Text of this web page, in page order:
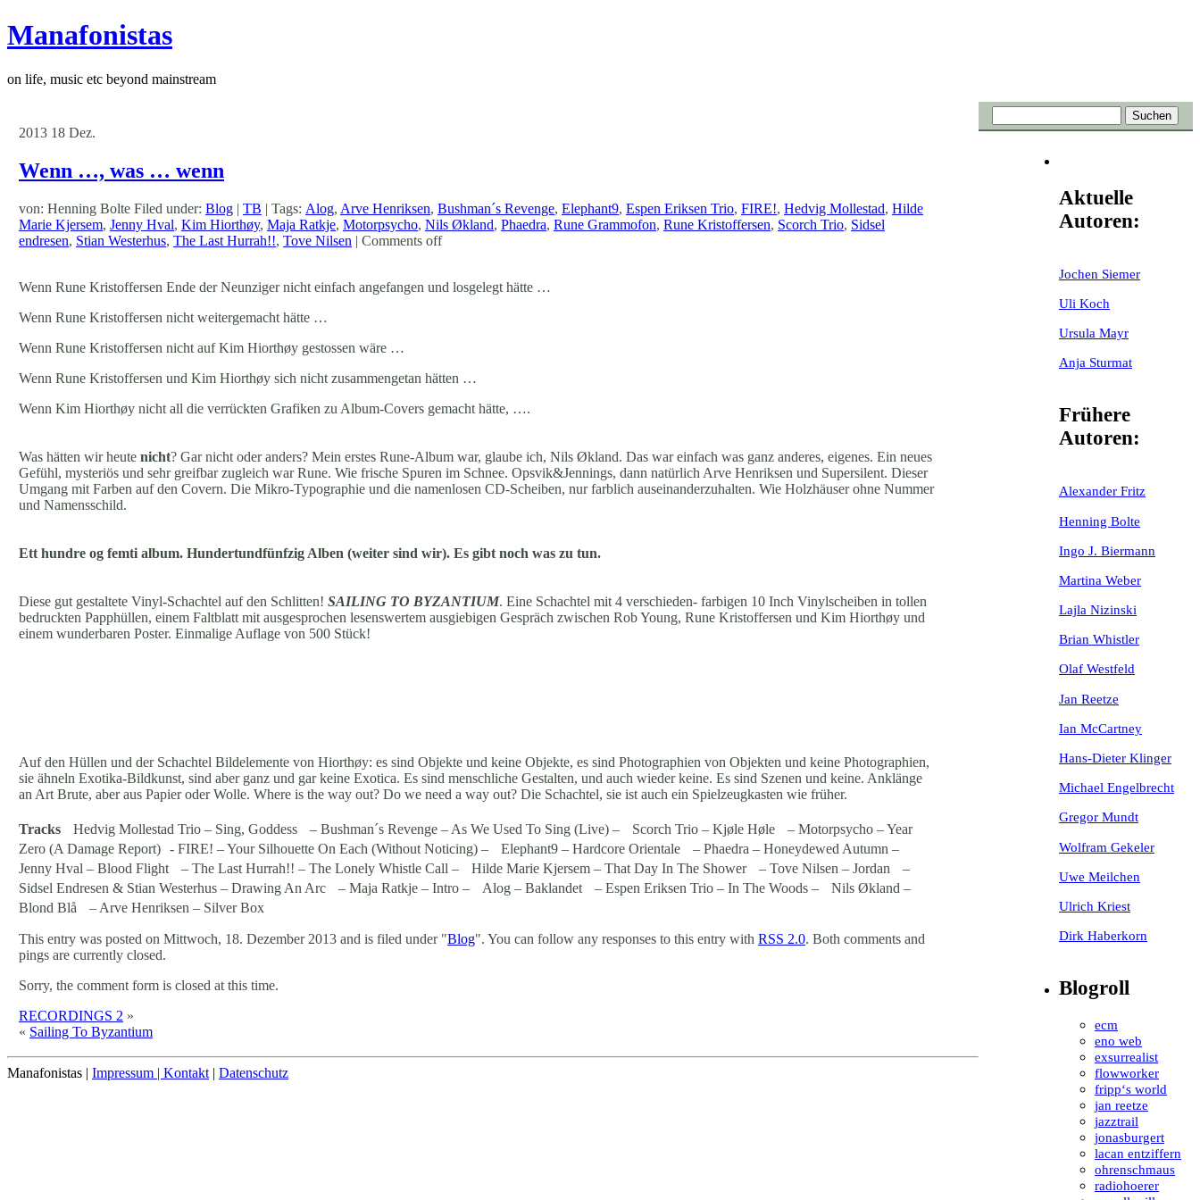
Manafonistas
on life, music etc beyond mainstream
Aktuelle
Autoren:
Jochen Siemer
Uli Koch
Ursula Mayr
Anja Sturmat
Frühere
Autoren:
Alexander Fritz
Henning Bolte
Ingo J. Biermann
Martina Weber
Lajla Nizinski
Brian Whistler
Olaf Westfeld
Jan Reetze
Ian McCartney
Hans-Dieter Klinger
Michael Engelbrecht
Gregor Mundt
Wolfram Gekeler
Uwe Meilchen
Ulrich Kriest
Dirk Haberkorn
Blogroll
ecm
eno web
exsurrealist
flowworker
fripp‘s world
jan reetze
jazztrail
jonasburgert
lacan entziffern
ohrenschmaus
radiohoerer
2013 18 Dez.
Wenn …, was … wenn
von: Henning Bolte Filed under: Blog | TB | Tags: Alog, Arve Henriksen, Bushman´s Revenge, Elephant9, Espen Eriksen Trio, FIRE!, Hedvig Mollestad, Hilde
Marie Kjersem, Jenny Hval, Kim Hiorthøy, Maja Ratkje, Motorpsycho, Nils Økland, Phaedra, Rune Grammofon, Rune Kristoffersen, Scorch Trio, Sidsel
endresen, Stian Westerhus, The Last Hurrah!!, Tove Nilsen | Comments off
Wenn Rune Kristoffersen Ende der Neunziger nicht einfach angefangen und losgelegt hätte …
Wenn Rune Kristoffersen nicht weitergemacht hätte …
Wenn Rune Kristoffersen nicht auf Kim Hiorthøy gestossen wäre …
Wenn Rune Kristoffersen und Kim Hiorthøy sich nicht zusammengetan hätten …
Wenn Kim Hiorthøy nicht all die verrückten Grafiken zu Album-Covers gemacht hätte, ….
Was hätten wir heute nicht? Gar nicht oder anders? Mein erstes Rune-Album war, glaube ich, Nils Økland. Das war einfach was ganz anderes, eigenes. Ein neues
Gefühl, mysteriös und sehr greifbar zugleich war Rune. Wie frische Spuren im Schnee. Opsvik&Jennings, dann natürlich Arve Henriksen und Supersilent. Dieser
Umgang mit Farben auf den Covern. Die Mikro-Typographie und die namenlosen CD-Scheiben, nur farblich auseinanderzuhalten. Wie Holzhäuser ohne Nummer
und Namensschild.
Ett hundre og femti album. Hundertundfünfzig Alben (weiter sind wir). Es gibt noch was zu tun.
Diese gut gestaltete Vinyl-Schachtel auf den Schlitten! SAILING TO BYZANTIUM. Eine Schachtel mit 4 verschieden- farbigen 10 Inch Vinylscheiben in tollen
bedruckten Papphüllen, einem Faltblatt mit ausgesprochen lesenswertem ausgiebigen Gespräch zwischen Rob Young, Rune Kristoffersen und Kim Hiorthøy und
einem wunderbaren Poster. Einmalige Auflage von 500 Stück!
Auf den Hüllen und der Schachtel Bildelemente von Hiorthøy: es sind Objekte und keine Objekte, es sind Photographien von Objekten und keine Photographien,
sie ähneln Exotika-Bildkunst, sind aber ganz und gar keine Exotica. Es sind menschliche Gestalten, und auch wieder keine. Es sind Szenen und keine. Anklänge
an Art Brute, aber aus Papier oder Wolle. Where is the way out? Do we need a way out? Die Schachtel, sie ist auch ein Spielzeugkasten wie früher.
Tracks
Hedvig Mollestad Trio – Sing, Goddess – Bushman´s Revenge – As We Used To Sing (Live) – Scorch Trio – Kjøle Høle – Motorpsycho – Year
Zero (A Damage Report) - FIRE! – Your Silhouette On Each (Without Noticing) – Elephant9 – Hardcore Orientale – Phaedra – Honeydewed Autumn –
Jenny Hval – Blood Flight – The Last Hurrah!! – The Lonely Whistle Call – Hilde Marie Kjersem – That Day In The Shower – Tove Nilsen – Jordan –
Sidsel Endresen & Stian Westerhus – Drawing An Arc – Maja Ratkje – Intro – Alog – Baklandet – Espen Eriksen Trio – In The Woods – Nils Økland –
Blond Blå – Arve Henriksen – Silver Box
This entry was posted on Mittwoch, 18. Dezember 2013 and is filed under "Blog". You can follow any responses to this entry with RSS 2.0. Both comments and
pings are currently closed.
Sorry, the comment form is closed at this time.
RECORDINGS 2 »
« Sailing To Byzantium
Manafonistas | Impressum | Kontakt | Datenschutz